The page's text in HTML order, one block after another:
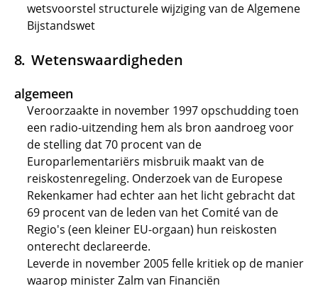
wetsvoorstel structurele wijziging van de Algemene
Bijstandswet
Wetenswaardigheden
algemeen
Veroorzaakte in november 1997 opschudding toen
een radio-uitzending hem als bron aandroeg voor
de stelling dat 70 procent van de
Europarlementariërs misbruik maakt van de
reiskostenregeling. Onderzoek van de Europese
Rekenkamer had echter aan het licht gebracht dat
69 procent van de leden van het Comité van de
Regio's (een kleiner EU-orgaan) hun reiskosten
onterecht declareerde.
Leverde in november 2005 felle kritiek op de manier
waarop minister Zalm van Financiën